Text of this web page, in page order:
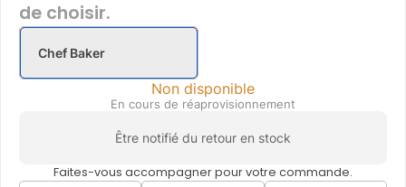
de choisir.
Chef Baker
Non disponible
En cours de réaprovisionnement
Être notifié du retour en stock
Faites-vous accompagner pour votre commande.